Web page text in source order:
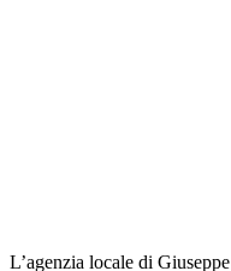
L’agenzia locale di Giuseppe